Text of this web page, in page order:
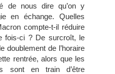
de nous dire qu’on y
en échange. Quelles
compte-t-il réduire
fois-ci ? De surcroît, le
doublement de l’horaire
rentrée, alors que les
sont en train d’être